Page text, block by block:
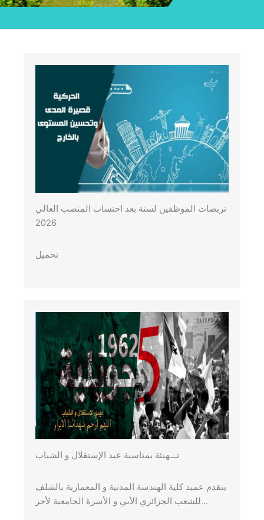
تربصات الموظفين لسنة بعد احتساب المنصب العالي
2026
تحميل
تـــهنئة بمناسبة عيد الإستقلال و الشباب
يتقدم عميد كلية الهندسة المدنية و المعمارية بالشلف
للشعب الجزائري الأبي و الأسرة الجامعية لأحر…